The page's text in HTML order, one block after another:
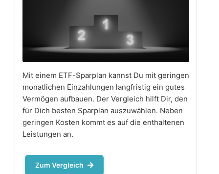
Mit einem ETF-Sparplan kannst Du mit geringen
monatlichen Einzahlungen langfristig ein gutes
Vermögen aufbauen. Der Vergleich hilft Dir, den
für Dich besten Sparplan auszuwählen. Neben
geringen Kosten kommt es auf die enthaltenen
Leistungen an.
Zum Vergleich